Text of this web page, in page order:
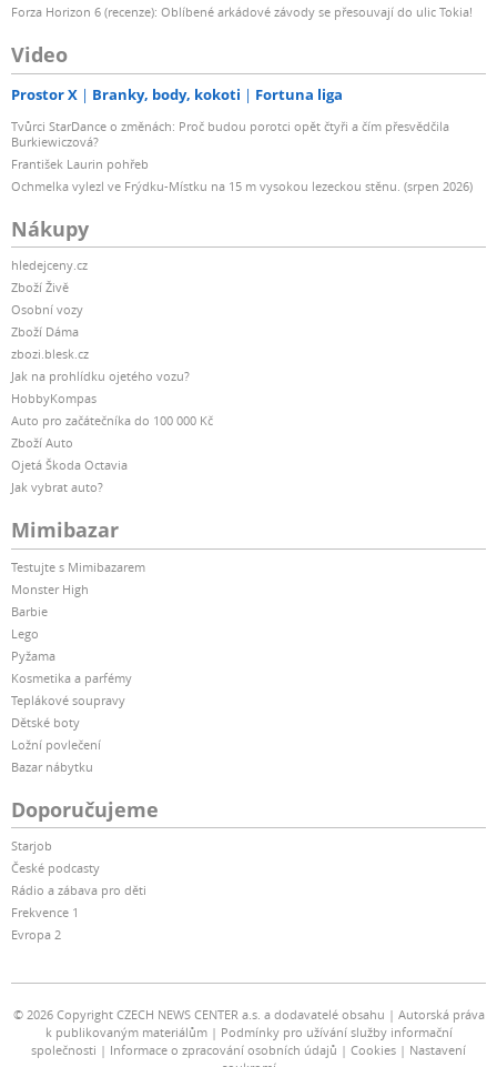
Forza Horizon 6 (recenze): Oblíbené arkádové závody se přesouvají do ulic Tokia!
Video
Prostor X Branky, body, kokoti Fortuna liga
Tvůrci StarDance o změnách: Proč budou porotci opět čtyři a čím přesvědčila
Burkiewiczová?
František Laurin pohřeb
Ochmelka vylezl ve Frýdku-Místku na 15 m vysokou lezeckou stěnu. (srpen 2026)
Nákupy
hledejceny.cz
Zboží Živě
Osobní vozy
Zboží Dáma
zbozi.blesk.cz
Jak na prohlídku ojetého vozu?
HobbyKompas
Auto pro začátečníka do 100 000 Kč
Zboží Auto
Ojetá Škoda Octavia
Jak vybrat auto?
Mimibazar
Testujte s Mimibazarem
Monster High
Barbie
Lego
Pyžama
Kosmetika a parfémy
Teplákové soupravy
Dětské boty
Ložní povlečení
Bazar nábytku
Doporučujeme
Starjob
České podcasty
Rádio a zábava pro děti
Frekvence 1
Evropa 2
© 2026 Copyright CZECH NEWS CENTER a.s. a dodavatelé obsahu
Autorská práva
k publikovaným materiálům
Podmínky pro užívání služby informační
společnosti
Informace o zpracování osobních údajů Cookies
Nastavení